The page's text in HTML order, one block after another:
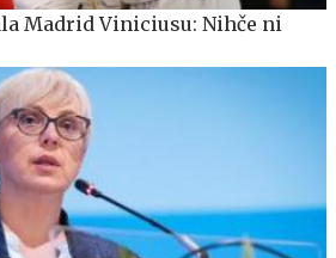
Madrid Viniciusu: Nihče ni